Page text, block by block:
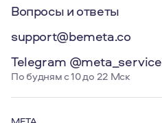
Вопросы и ответы
support@bemeta.co
Telegram @meta_service
По будням с 10 до 22 Мск